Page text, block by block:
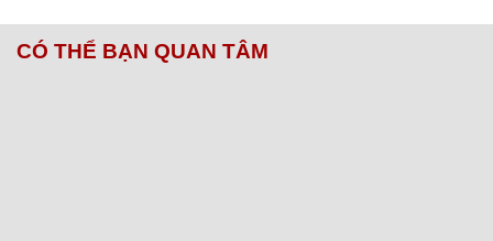
CÓ THỂ BẠN QUAN TÂM